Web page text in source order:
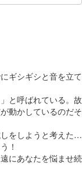
ギシギシと音を立て
と呼ばれている。故
動かしているのだそ
をしようと考えた…
！
にあなたを悩ませ続